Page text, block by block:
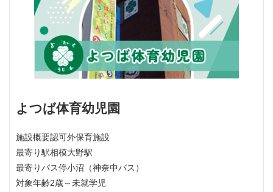
よつば体育幼児園
施設概要認可外保育施設
最寄り駅相模大野駅
最寄りバス停小沼（神奈中バス）
対象年齢2歳～未就学児